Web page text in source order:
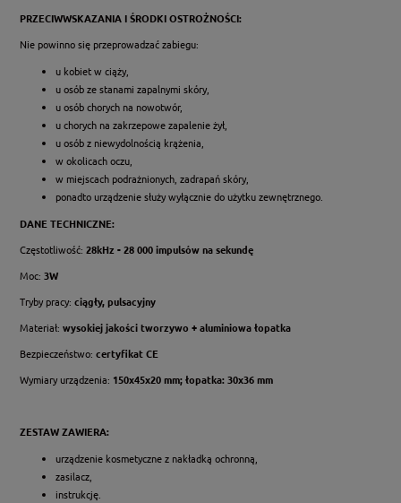
PRZECIWWSKAZANIA I ŚRODKI OSTROŻNOŚCI:
Nie powinno się przeprowadzać zabiegu:
u kobiet w ciąży,
u osób ze stanami zapalnymi skóry,
u osób chorych na nowotwór,
u chorych na zakrzepowe zapalenie żył,
u osób z niewydolnością krążenia,
w okolicach oczu,
w miejscach podrażnionych, zadrapań skóry,
ponadto urządzenie służy wyłącznie do użytku zewnętrznego.
DANE TECHNICZNE:
Częstotliwość: 28kHz - 28 000 impulsów na sekundę
Moc: 3W
Tryby pracy: ciągły, pulsacyjny
Materiał: wysokiej jakości tworzywo + aluminiowa łopatka
Bezpieczeństwo: certyfikat CE
Wymiary urządzenia: 150x45x20 mm; łopatka: 30x36 mm
ZESTAW ZAWIERA:
urządzenie kosmetyczne z nakładką ochronną,
zasilacz,
instrukcję.